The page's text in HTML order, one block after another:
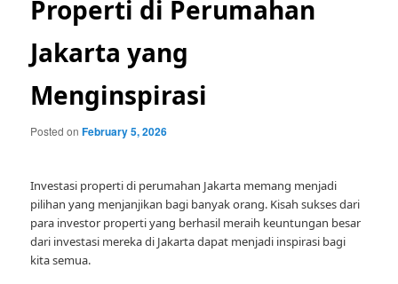
Properti di Perumahan
Jakarta yang
Menginspirasi
Posted onFebruary 5, 2026
Investasi properti di perumahan Jakarta memang menjadi
pilihan yang menjanjikan bagi banyak orang. Kisah sukses dari
para investor properti yang berhasil meraih keuntungan besar
dari investasi mereka di Jakarta dapat menjadi inspirasi bagi
kita semua.